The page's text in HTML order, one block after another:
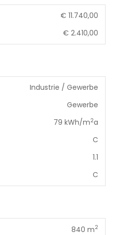
€ 11.740,00
€ 2.410,00
Industrie / Gewerbe
Gewerbe
79 kWh/m2a
C
1.1
C
840 m2